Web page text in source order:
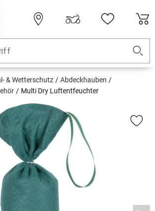
& Wetterschutz
Abdeckhauben
Multi Dry Luftentfeuchter